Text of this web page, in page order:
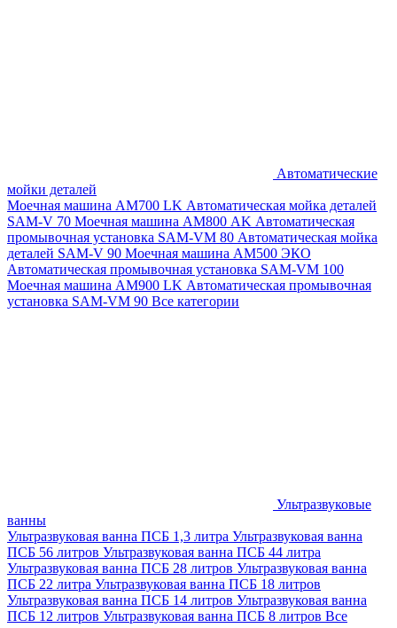
Автоматические
мойки деталей
Моечная машина AM700 LK Автоматическая мойка деталей
SAM-V 70 Моечная машина АМ800 AK Автоматическая
промывочная установка SAM-VM 80 Автоматическая мойка
деталей SAM-V 90 Моечная машина АМ500 ЭКО
Автоматическая промывочная установка SAM-VM 100
Моечная машина AM900 LK Автоматическая промывочная
установка SAM-VM 90 Все категории
Ультразвуковые
ванны
Ультразвуковая ванна ПСБ 1,3 литра Ультразвуковая ванна
ПСБ 56 литров Ультразвуковая ванна ПСБ 44 литра
Ультразвуковая ванна ПСБ 28 литров Ультразвуковая ванна
ПСБ 22 литра Ультразвуковая ванна ПСБ 18 литров
Ультразвуковая ванна ПСБ 14 литров Ультразвуковая ванна
ПСБ 12 литров Ультразвуковая ванна ПСБ 8 литров Все